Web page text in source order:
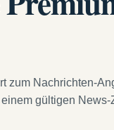
zum Nachrichten-
gültigen